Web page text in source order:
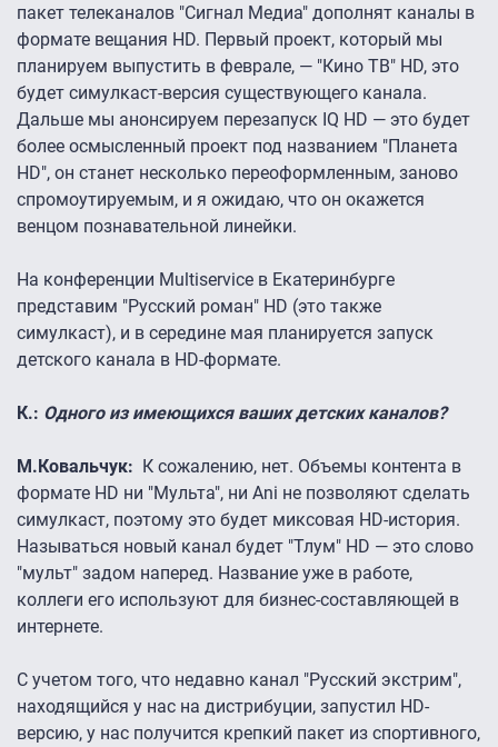
пакет телеканалов "Сигнал Медиа" дополнят каналы в
формате вещания HD. Первый проект, который мы
планируем выпустить в феврале, — "Кино ТВ" HD, это
будет симулкаст-версия существующего канала.
Дальше мы анонсируем перезапуск IQ HD — это будет
более осмысленный проект под названием "Планета
HD", он станет несколько переоформленным, заново
спромоутируемым, и я ожидаю, что он окажется
венцом познавательной линейки.
На конференции Multiservice в Екатеринбурге
представим "Русский роман" HD (это также
симулкаст), и в середине мая планируется запуск
детского канала в HD-формате.
К.: Одного из имеющихся ваших детских каналов?
М.Ковальчук: К сожалению, нет. Объемы контента в
формате HD ни "Мульта", ни Ani не позволяют сделать
симулкаст, поэтому это будет миксовая HD-история.
Называться новый канал будет "Тлум" HD — это слово
"мульт" задом наперед. Название уже в работе,
коллеги его используют для бизнес-составляющей в
интернете.
С учетом того, что недавно канал "Русский экстрим",
находящийся у нас на дистрибуции, запустил HD-
версию, у нас получится крепкий пакет из спортивного,